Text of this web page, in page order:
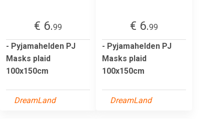
€ 6.99
- Pyjamahelden PJ
Masks plaid
100x150cm
DreamLand
€ 6.99
- Pyjamahelden PJ
Masks plaid
100x150cm
DreamLand